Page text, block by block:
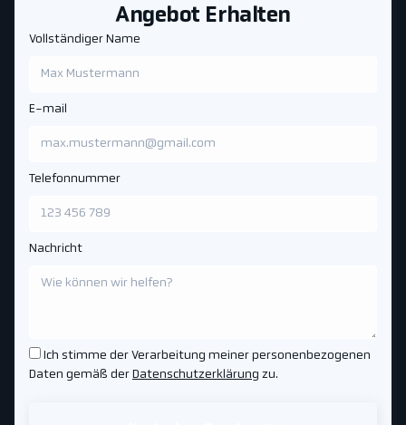
Angebot Erhalten
Vollständiger Name
E-mail
Telefonnummer
Nachricht
Ich stimme der Verarbeitung meiner personenbezogenen
Daten gemäß der Datenschutzerklärung zu.